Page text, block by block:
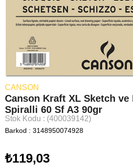
CANSON
Canson Kraft XL Sketch ve
Spiralli 60 Sf A3 90gr
Stok Kodu (400039142)
Barkod : 3148950074928
₺119,03